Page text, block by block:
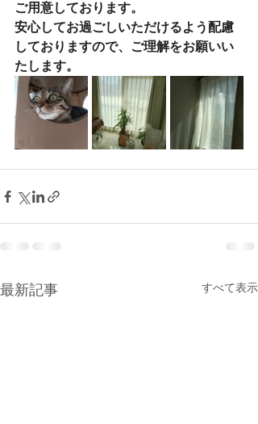
ご用意しております。
安心してお過ごしいただけるよう配慮
しておりますので、ご理解をお願いい
たします。
最新記事 すべて表示